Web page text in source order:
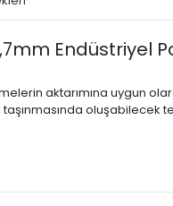
Endüstriyel
aktarımına uygun
oluşabilecek